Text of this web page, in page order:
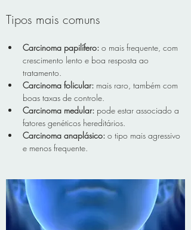
Tipos mais comuns
Carcinoma papilífero: o mais frequente, com
crescimento lento e boa resposta ao
tratamento.
Carcinoma folicular: mais raro, também com
boas taxas de controle.
Carcinoma medular: pode estar associado a
fatores genéticos hereditários.
Carcinoma anaplásico: o tipo mais agressivo
e menos frequente.